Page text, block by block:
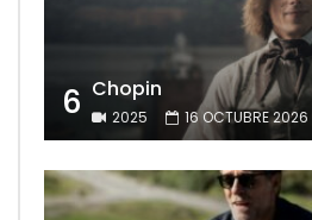
6 Chopin
2025 16 OCTUBRE 2026